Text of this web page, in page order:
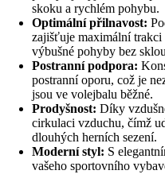
skoku a rychlém pohybu.
Optimální přilnavost:
zajišťuje maximální trakci
výbušné pohyby bez
Postranní podpora:
postranní oporu, což je
jsou ve volejbalu běžné.
Prodyšnost: Díky
cirkulaci vzduchu, čímž
dlouhých herních sezení.
Moderní styl: S
vašeho sportovního